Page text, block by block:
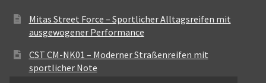
Mitas Street Force – Sportlicher Alltagsreifen mit
ausgewogener Performance
CST CM-NK01 – Moderner Straßenreifen mit
sportlicher Note